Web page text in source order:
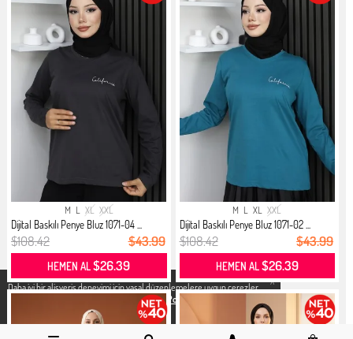
X
Daha iyi bir alisveris deneyimi icin yasal düzenlemelere uygun çerezler
Gizlilik ve Çerez Politikası
M L XL XXL
Dijital Baskılı Penye Bluz 1071-04 ...
$108.42 $43.99
HEMEN AL$26.39
M L XL XXL
Dijital Baskılı Penye Bluz 1071-02 ...
$108.42 $43.99
HEMEN AL$26.39